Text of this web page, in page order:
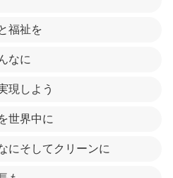
福祉を
なに
現しよう
世界中に
にそしてクリーンに